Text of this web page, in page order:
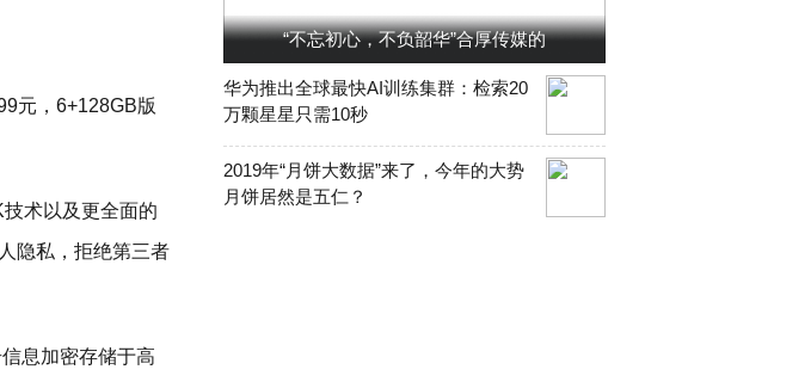
元，6+128GB版
术以及更全面的
隐私，拒绝第三者
息加密存储于高
“不忘初心，不负韶华”合厚传媒的
华为推出全球最快AI训练集群：检索20
万颗星星只需10秒
2019年“月饼大数据”来了，今年的大势
月饼居然是五仁？